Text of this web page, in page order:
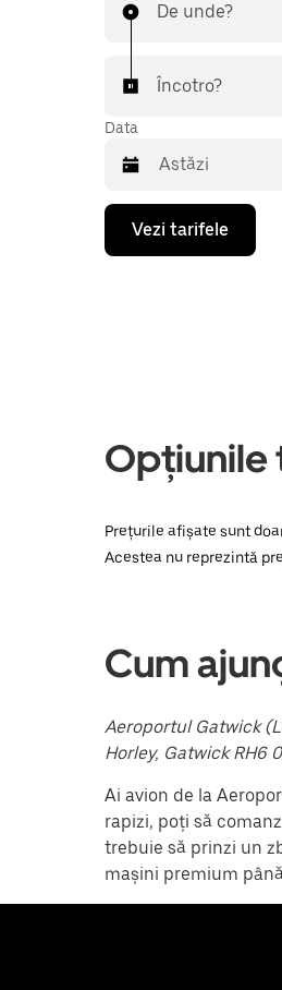
De unde?
Încotro?
Data
Pentru
deschide
cu
săgeata
jos.
Închide
Escape.
Vezi tarifele
Opțiunile
Prețurile afișate sunt
Acestea nu reprezintă
Cum
Aeroportul Gatwick
Horley, Gatwick RH6
Ai avion de la
rapizi, poți să
trebuie să prinzi un
mașini premium